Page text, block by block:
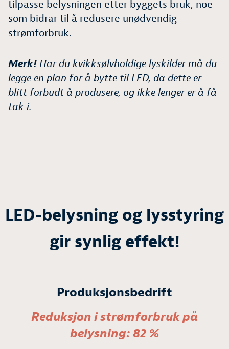
tilpasse belysningen etter byggets bruk, noe
som bidrar til å redusere unødvendig
strømforbruk.
Merk! Har du kvikksølvholdige lyskilder må du
legge en plan for å bytte til LED, da dette er
blitt forbudt å produsere, og ikke lenger er å få
tak i.
LED-belysning og lysstyring
gir synlig effekt!
Produksjonsbedrift
Reduksjon i strømforbruk på
belysning: 82 %